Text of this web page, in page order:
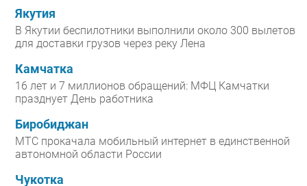
Якутия
В Якутии беспилотники выполнили около 300 вылетов
для доставки грузов через реку Лена
Камчатка
16 лет и 7 миллионов обращений: МФЦ Камчатки
празднует День работника
Биробиджан
МТС прокачала мобильный интернет в единственной
автономной области России
Чукотка